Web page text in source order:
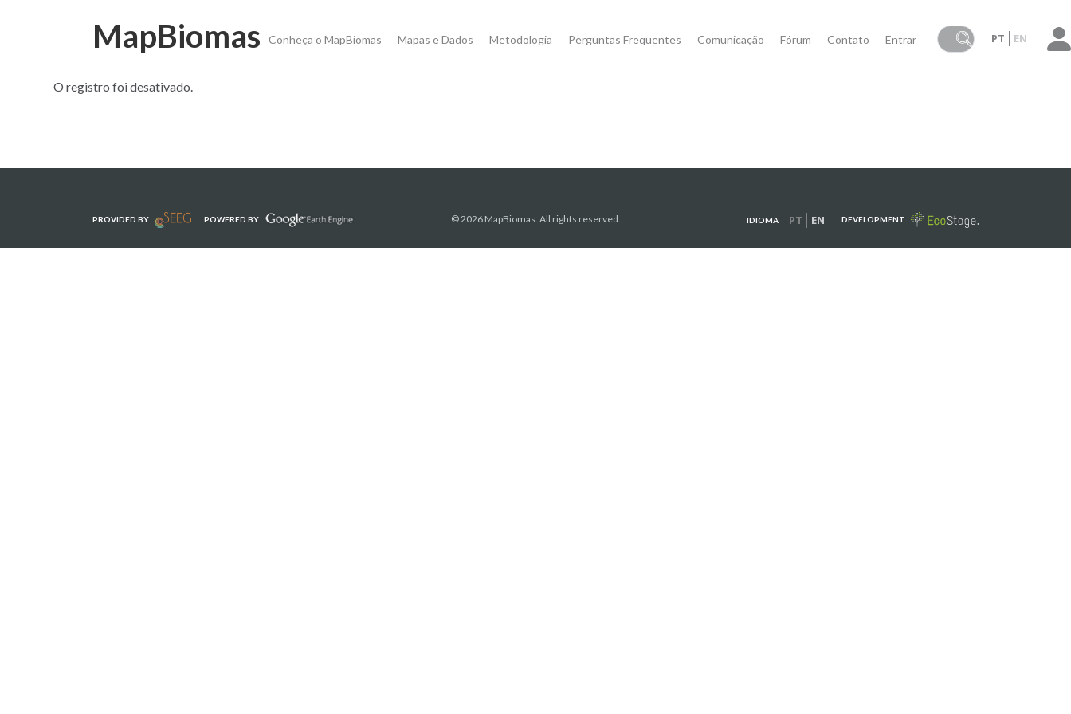
MapBiomas Conheça o MapBiomas Mapas e Dados Metodologia Perguntas Frequentes Comunicação Fórum Contato Entrar PT EN
O registro foi desativado.
PROVIDED BY POWERED BY © 2026 MapBiomas. All rights reserved. IDIOMA PT EN DEVELOPMENT